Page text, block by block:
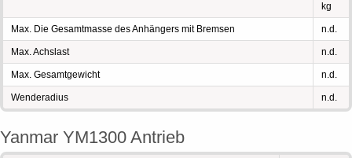
kg
Max. Die Gesamtmasse des Anhängers mit Bremsen n.d.
Max. Achslast n.d.
Max. Gesamtgewicht n.d.
Wenderadius n.d.
Yanmar YM1300 Antrieb